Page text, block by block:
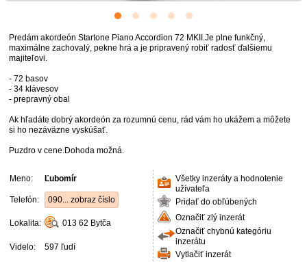
Predám akordeón Startone Piano Accordion 72 MKII.Je plne funkčný,
maximálne zachovalý, pekne hrá a je pripravený robiť radosť ďalšiemu
majiteľovi.
- 72 basov
- 34 klávesov
- prepravný obal
Ak hľadáte dobrý akordeón za rozumnú cenu, rád vám ho ukážem a môžete
si ho nezáväzne vyskúšať.
Puzdro v cene.Dohoda možná.
Meno: Ľubomír
Telefón: 090... zobraz číslo
Lokalita: 013 62 Bytča
Videlo: 597 ľudí
Všetky inzeráty a hodnotenie
užívateľa
Pridať do obľúbených
Označiť zlý inzerát
Označiť chybnú kategóriu
inzerátu
Vytlačiť inzerát